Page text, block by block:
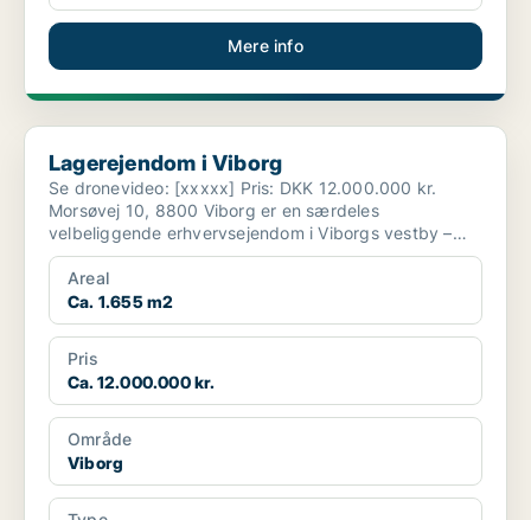
Mere info
Lagerejendom i Viborg
Lagerejendom i Viborg
Se dronevideo: [xxxxx] Pris: DKK 12.000.000 kr.
Morsøvej 10, 8800 Viborg er en særdeles
velbeliggende erhvervsejendom i Viborgs vestby –
strategisk pla...
Areal
Ca. 1.655 m2
Pris
Ca. 12.000.000 kr.
Område
Viborg